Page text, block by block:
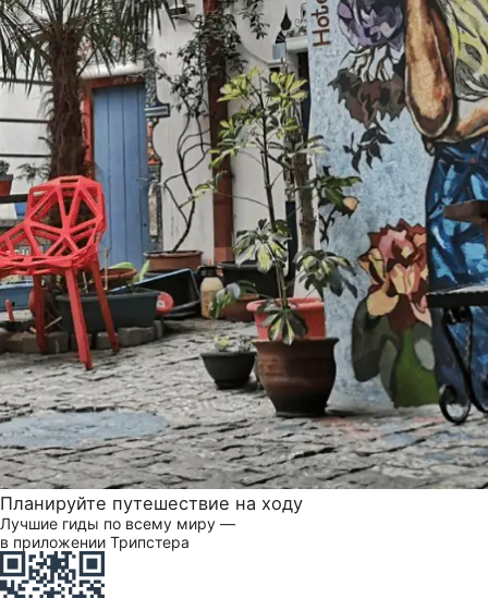
Планируйте путешествие на ходу
Лучшие гиды по всему миру —
в приложении Трипстера